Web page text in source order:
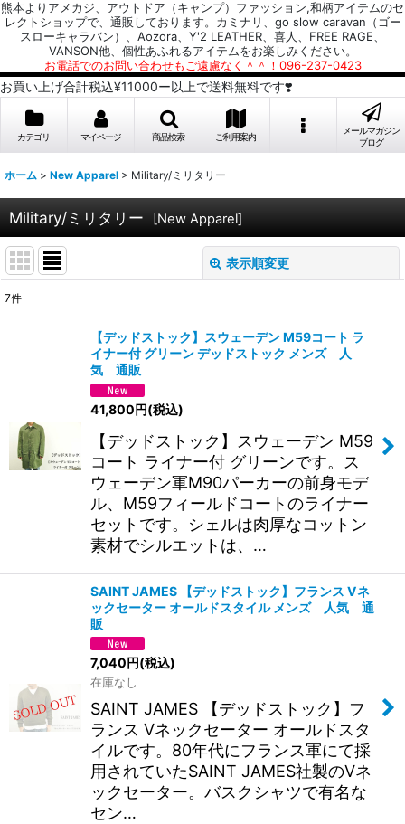
熊本よりアメカジ、アウトドア（キャンプ）ファッション,和柄アイテムのセ
レクトショップで、通販しております。カミナリ、go slow caravan（ゴー
スローキャラバン）、Aozora、Y'2 LEATHER、喜人、FREE RAGE、
VANSON他、個性あふれるアイテムをお楽しみください。
お電話でのお問い合わせもご遠慮なく＾＾！096-237-0423
お買い上げ合計税込¥11000ー以上で送料無料です❣️
カテゴリ マイページ 商品検索 ご利用案内
メールマガジン
ブログ
ホーム > New Apparel > Military/ミリタリー
Military/ミリタリー [New Apparel]
表示順変更
絞り込む
7件
【デッドストック】スウェーデン M59コート ラ
イナー付 グリーン デッドストック メンズ 人
気 通販
41,800円(税込)
【デッドストック】スウェーデン M59
コート ライナー付 グリーンです。ス
ウェーデン軍M90パーカーの前身モデ
ル、M59フィールドコートのライナー
セットです。シェルは肉厚なコットン
素材でシルエットは、…
SAINT JAMES 【デッドストック】フランス Vネ
ックセーター オールドスタイル メンズ 人気 通
販
7,040円(税込)
在庫なし
SAINT JAMES 【デッドストック】フ
ランス Vネックセーター オールドスタ
イルです。80年代にフランス軍にて採
用されていたSAINT JAMES社製のVネ
ックセーター。バスクシャツで有名な
セン…